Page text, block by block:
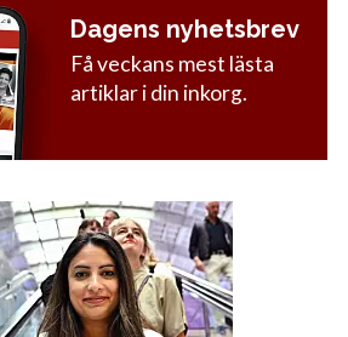
Dagens nyhetsbrev
Få veckans mest lästa
artiklar i din inkorg.